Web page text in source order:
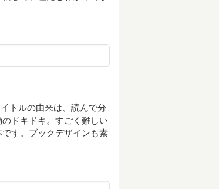
トルの由来は、読んで分
ドキドキ。すごく難しい
す。ブックデザインも素